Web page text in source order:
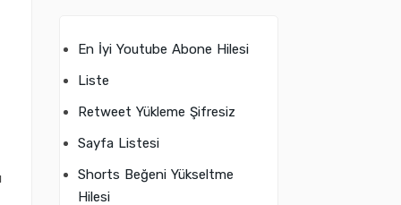
En İyi Youtube Abone Hilesi
Liste
Retweet Yükleme Şifresiz
Sayfa Listesi
Shorts Beğeni Yükseltme
Hilesi